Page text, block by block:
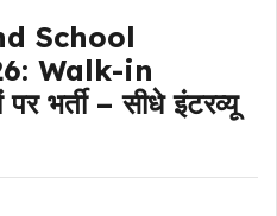
School
Walk-in
भर्ती – सीधे इंटरव्यू